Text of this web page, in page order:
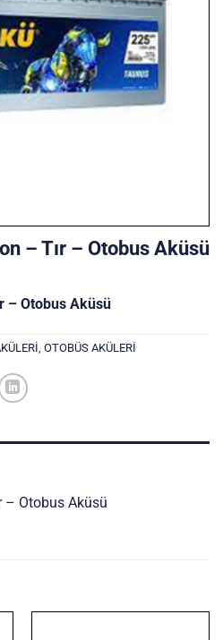
– Tır – Otobus Aküsü
– Otobus Aküsü
OTOBÜS AKÜLERİ
– Otobus Aküsü